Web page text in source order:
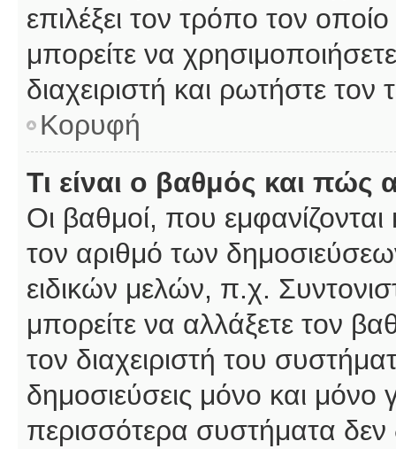
επιλέξει τον τρόπο τον
μπορείτε να
διαχειριστή και ρωτήστε τον
Κορυφή
Τι είναι ο βαθμός και
Οι βαθμοί, που
τον αριθμό των
ειδικών μελών, π.χ.
μπορείτε να αλλάξετε τον
τον διαχειριστή του
δημοσιεύσεις μόνο και
περισσότερα συστήματα δεν